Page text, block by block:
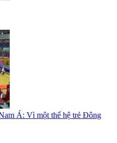
Á: Vì một thế hệ trẻ Đông